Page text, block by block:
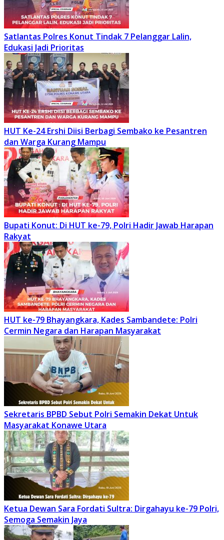
Satlantas Polres Konut Tindak 7 Pelanggar Lalin,
Edukasi Jadi Prioritas
HUT Ke-24 Ershi Diisi Berbagi Sembako ke Pesantren
dan Warga Kurang Mampu
Bupati Konut: Di HUT ke-79, Polri Hadir Jawab Harapan
Rakyat
HUT ke-79 Bhayangkara, Kades Sambandete: Polri
Cermin Negara dan Harapan Masyarakat
Sekretaris BPBD Sebut Polri Semakin Dekat Untuk
Masyarakat Konawe Utara
Ketua Dewan Sara Fordati Sultra: Dirgahayu ke-79 Polri,
Semoga Semakin Jaya